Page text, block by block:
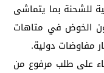
للشحنة بما يتماشى
الخوض في متاهات
مفاوضات دولية.
أنه في فاتح ماي 2017، وبناء على طلب مرفوع من